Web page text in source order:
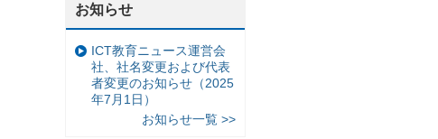
お知らせ
ICT教育ニュース運営会
社、社名変更および代表
者変更のお知らせ（2025
年7月1日）
お知らせ一覧 >>